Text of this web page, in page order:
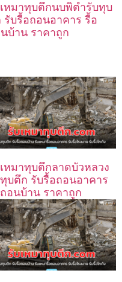
หมาทุบตึกนบพิตำรับทุบ
รับรื้อถอนอาคาร รื้อ
บ้าน ราคาถูก
หมาทุบตึกลาดบัวหลวง
บตึก รับรื้อถอนอาคาร
อนบ้าน ราคาถูก